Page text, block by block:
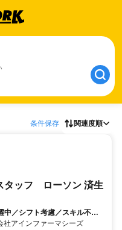
条件保存 関連度順
タッフ ローソン 済生
中／シフト考慮／スキル不問
アインファーマシーズ